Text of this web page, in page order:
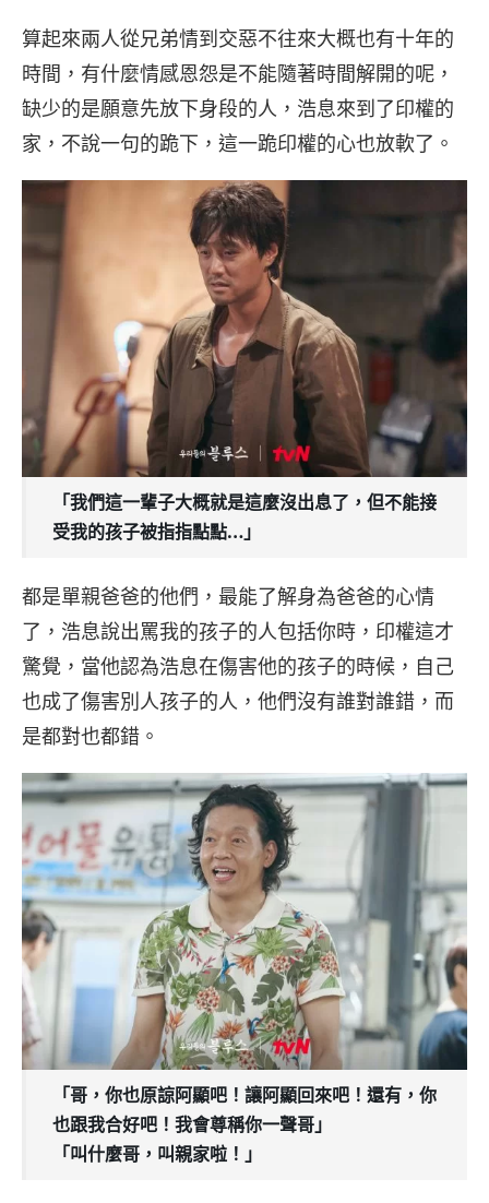
算起來兩人從兄弟情到交惡不往來大概也有十年的
時間，有什麼情感恩怨是不能隨著時間解開的呢，
缺少的是願意先放下身段的人，浩息來到了印權的
家，不說一句的跪下，這一跪印權的心也放軟了。
「我們這一輩子大概就是這麼沒出息了，但不能接
受我的孩子被指指點點…」
都是單親爸爸的他們，最能了解身為爸爸的心情
了，浩息說出罵我的孩子的人包括你時，印權這才
驚覺，當他認為浩息在傷害他的孩子的時候，自己
也成了傷害別人孩子的人，他們沒有誰對誰錯，而
是都對也都錯。
「哥，你也原諒阿顯吧！讓阿顯回來吧！還有，你
也跟我合好吧！我會尊稱你一聲哥」
「叫什麼哥，叫親家啦！」